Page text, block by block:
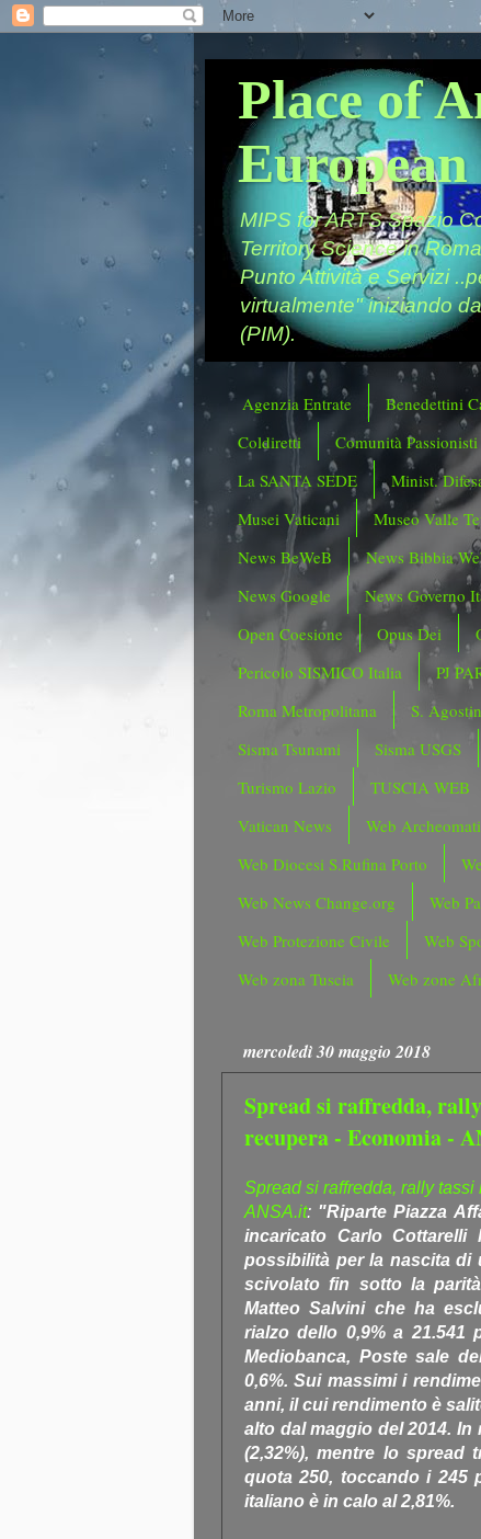
Place of
MIPS for ARTS Spazio
Territory Science in
Punto Attività e Servizi
virtualmente" iniziando
(PIM).
Agenzia Entrate Benedettini
Coldiretti
Comunità Passionisti
La SANTA SEDE
Minist.
Musei Vaticani
Museo Valle
News BeWeB
News Bibbia
News Google
News Governo
Open Coesione
Opus Dei
Pericolo SISMICO Italia
PJ
Roma Metropolitana
S.
Sisma Tsunami
Sisma USGS
Turismo Lazio
TUSCIA WEB
Vatican News
Web
Web Diocesi S.Rufina Porto
Web News Change.org
Web
Web Protezione Civile
Web
Web zona Tuscia
Web zone
mercoledì 30 maggio 2018
Spread si raffredda,
recupera - Economia -
Spread si raffredda, rally
ANSA.it: "Riparte Piazza
incaricato Carlo
possibilità per la nascita di
scivolato fin sotto la
Matteo Salvini che ha
rialzo dello 0,9% a 21.541
Mediobanca, Poste sale
0,6%. Sui massimi i
anni, il cui rendimento è
alto dal maggio del 2014.
(2,32%), mentre lo
quota 250, toccando i 245
italiano è in calo al 2,81%.